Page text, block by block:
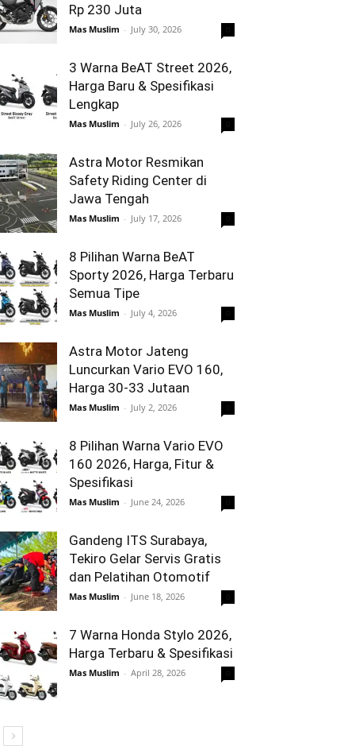
Rp 230 Juta
Mas Muslim - July 30, 2026
3 Warna BeAT Street 2026,
Harga Baru & Spesifikasi
Lengkap
Mas Muslim - July 26, 2026
Astra Motor Resmikan
Safety Riding Center di
Jawa Tengah
Mas Muslim - July 17, 2026
8 Pilihan Warna BeAT
Sporty 2026, Harga Terbaru
Semua Tipe
Mas Muslim - July 4, 2026
Astra Motor Jateng
Luncurkan Vario EVO 160,
Harga 30-33 Jutaan
Mas Muslim - July 2, 2026
8 Pilihan Warna Vario EVO
160 2026, Harga, Fitur &
Spesifikasi
Mas Muslim - June 24, 2026
Gandeng ITS Surabaya,
Tekiro Gelar Servis Gratis
dan Pelatihan Otomotif
Mas Muslim - June 18, 2026
7 Warna Honda Stylo 2026,
Harga Terbaru & Spesifikasi
Mas Muslim - April 28, 2026